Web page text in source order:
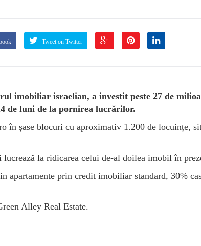
Tweet on Twitter
imobiliar israelian, a investit peste 27 de
de luni de la pornirea lucrărilor.
în șase blocuri cu aproximativ 1.200 de locuințe,
la ridicarea celui de-al doilea imobil în
apartamente prin credit imobiliar standard, 30%
Alley Real Estate.